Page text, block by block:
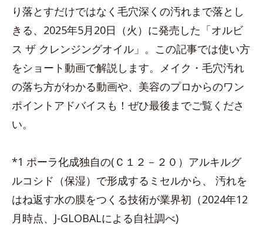
り落とすだけではなく毛穴深くの汚れまで落とし
きる、2025年5月20日（火）に発売した「オルビ
ス ザ クレンジングオイル」。この記事では使い方
をショート動画で解説します。メイク・毛穴汚れ
の落ち方がわかる動画や、美容のプロからのワン
ポイントアドバイスも！ぜひ最後までご覧くださ
い。
*1 ポーラ化成独自の(Ｃ１２－２０）アルキルグ
ルコシド（保湿）で形成するミセルから、 汚れを
はね返す水の膜をつくる技術が業界初（2024年12
月時点、J-GLOBALによる自社調べ)